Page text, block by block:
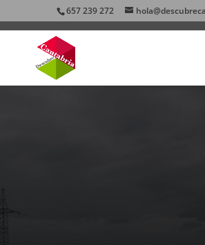
657 239 272